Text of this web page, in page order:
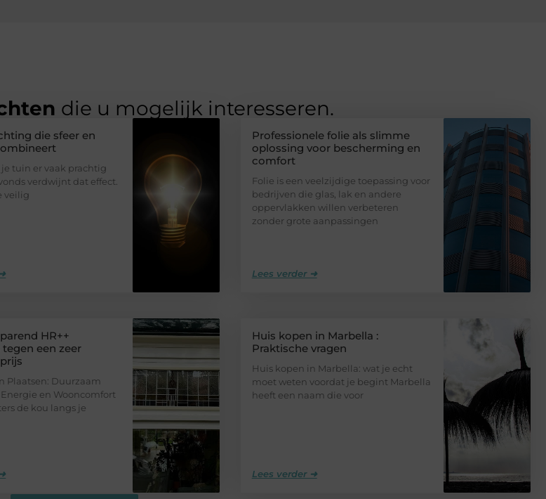
die u mogelijk interesseren.
die sfeer en
tuin er vaak prachtig
verdwijnt dat effect.
veilig
Professionele folie als slimme
oplossing voor bescherming en
comfort
Folie is een veelzijdige toepassing voor
bedrijven die glas, lak en andere
oppervlakken willen verbeteren
zonder grote aanpassingen
Lees verder ➜
HR++
een zeer
Plaatsen: Duurzaam
en Wooncomfort
de kou langs je
Huis kopen in Marbella :
Praktische vragen
Huis kopen in Marbella: wat je echt
moet weten voordat je begint Marbella
heeft een naam die voor
Lees verder ➜